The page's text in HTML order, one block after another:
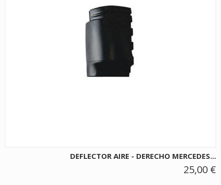
DEFLECTOR AIRE - DERECHO MERCEDES...
25,00 €